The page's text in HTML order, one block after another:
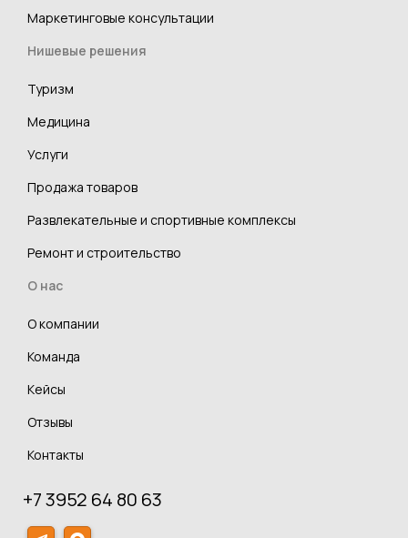
Маркетинговые консультации
Нишевые решения
Туризм
Медицина
Услуги
Продажа товаров
Развлекательные и спортивные комплексы
Ремонт и строительство
О нас
О компании
Команда
Кейсы
Отзывы
Контакты
+7 3952 64 80 63